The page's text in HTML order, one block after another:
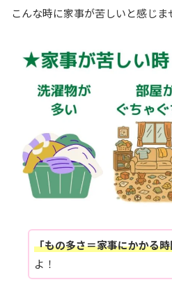
こんな時に家事が苦しいと感じま
「もの多さ＝家事にかかる
よ！